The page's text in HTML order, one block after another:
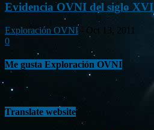
Evidencia OVNI del siglo XVI
Exploración OVNI - Oct 13, 2011
0
Me gusta Exploración OVNI
Translate website